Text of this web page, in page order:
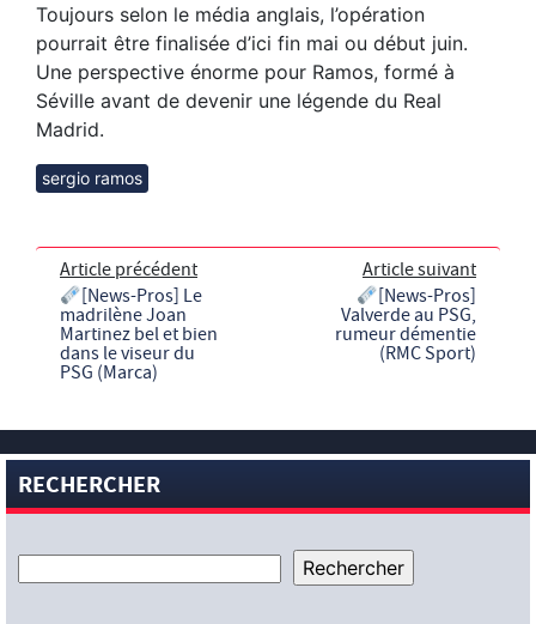
Toujours selon le média anglais, l’opération
pourrait être finalisée d’ici fin mai ou début juin.
Une perspective énorme pour Ramos, formé à
Séville avant de devenir une légende du Real
Madrid.
sergio ramos
Article précédent
[News-Pros] Le
madrilène Joan
Martinez bel et bien
dans le viseur du
PSG (Marca)
Article suivant
[News-Pros]
Valverde au PSG,
rumeur démentie
(RMC Sport)
RECHERCHER